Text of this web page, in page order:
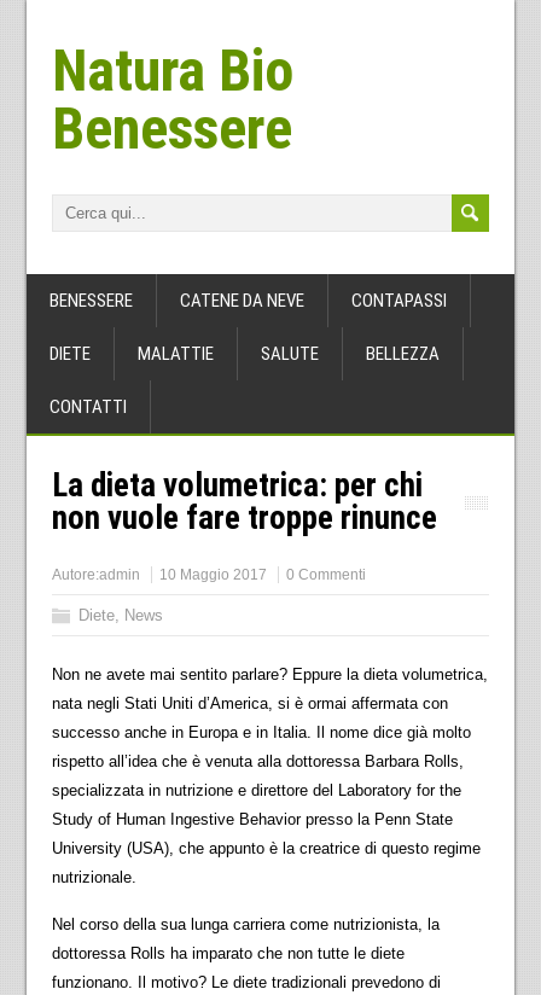
Natura Bio
Benessere
BENESSERE CATENE DA NEVE CONTAPASSI
DIETE MALATTIE SALUTE BELLEZZA
CONTATTI
La dieta volumetrica: per chi
non vuole fare troppe rinunce
Autore:admin 10 Maggio 2017 0 Commenti
Diete, News
Non ne avete mai sentito parlare? Eppure la dieta volumetrica,
nata negli Stati Uniti d’America, si è ormai affermata con
successo anche in Europa e in Italia. Il nome dice già molto
rispetto all’idea che è venuta alla dottoressa Barbara Rolls,
specializzata in nutrizione e direttore del Laboratory for the
Study of Human Ingestive Behavior presso la Penn State
University (USA), che appunto è la creatrice di questo regime
nutrizionale.
Nel corso della sua lunga carriera come nutrizionista, la
dottoressa Rolls ha imparato che non tutte le diete
funzionano. Il motivo? Le diete tradizionali prevedono di